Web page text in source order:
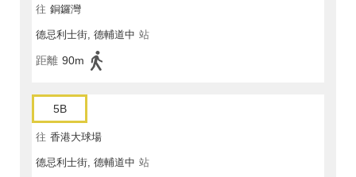
往 銅鑼灣
德忌利士街, 德輔道中 站
距離 90m
5B
往 香港大球場
德忌利士街, 德輔道中 站